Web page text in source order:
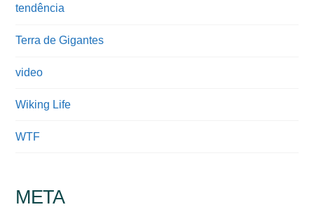
tendência
Terra de Gigantes
video
Wiking Life
WTF
META